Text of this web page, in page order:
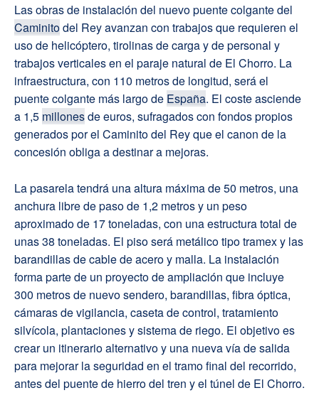
Las obras de instalación del nuevo puente colgante del
Caminitodel Rey avanzan con trabajos que requieren el
uso de helicóptero, tirolinas de carga y de personal y
trabajos verticales en el paraje natural de El Chorro. La
infraestructura, con 110 metros de longitud, será el
puente colgante más largo de España. El coste asciende
a 1,5 millonesde euros, sufragados con fondos propios
generados por el Caminito del Rey que el canon de la
concesión obliga a destinar a mejoras.
La pasarela tendrá una altura máxima de 50 metros, una
anchura libre de paso de 1,2 metros y un peso
aproximado de 17 toneladas, con una estructura total de
unas 38 toneladas. El piso será metálico tipo tramex y las
barandillas de cable de acero y malla. La instalación
forma parte de un proyecto de ampliación que incluye
300 metros de nuevo sendero, barandillas, fibra óptica,
cámaras de vigilancia, caseta de control, tratamiento
silvícola, plantaciones y sistema de riego. El objetivo es
crear un itinerario alternativo y una nueva vía de salida
para mejorar la seguridad en el tramo final del recorrido,
antes del puente de hierro del tren y el túnel de El Chorro.